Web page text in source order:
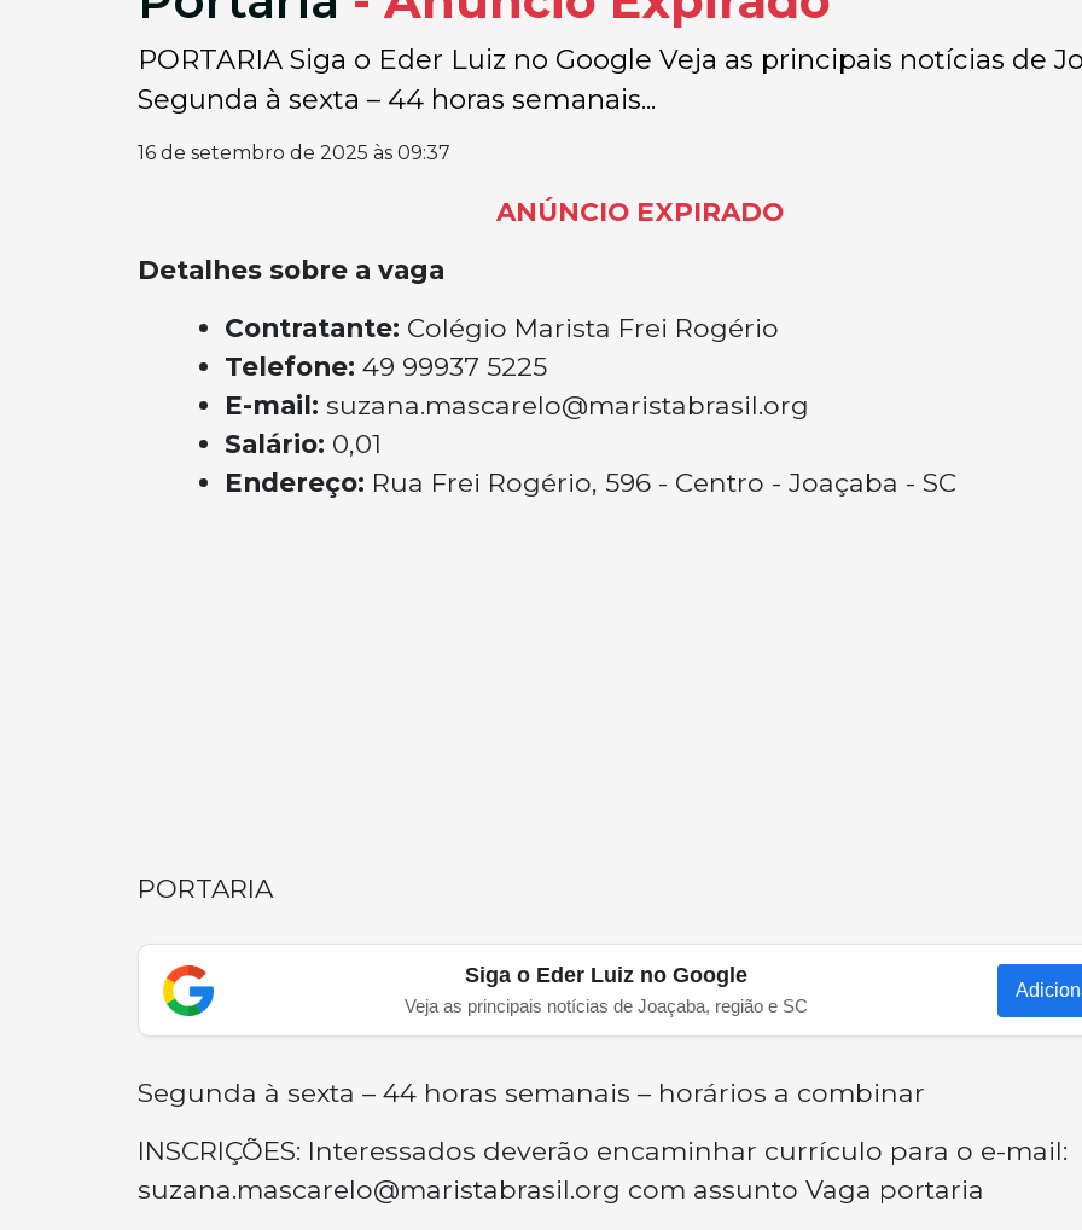
PORTARIA Siga o Eder Luiz no Google Veja as principais notícias de
Segunda à sexta – 44 horas semanais...
16 de setembro de 2025 às 09:37
ANÚNCIO EXPIRADO
Detalhes sobre a vaga
Contratante: Colégio Marista Frei Rogério
Telefone: 49 99937 5225
E-mail: suzana.mascarelo@maristabrasil.org
Salário: 0,01
Endereço: Rua Frei Rogério, 596 - Centro - Joaçaba - SC
PORTARIA
Siga o Eder Luiz no Google
Veja as principais notícias de Joaçaba, região e SC
Segunda à sexta – 44 horas semanais – horários a combinar
INSCRIÇÕES: Interessados deverão encaminhar currículo para o e-mail:
suzana.mascarelo@maristabrasil.org com assunto Vaga portaria